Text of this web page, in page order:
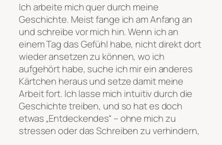
Ich arbeite mich quer durch meine
Geschichte. Meist fange ich am Anfang an
und schreibe vor mich hin. Wenn ich an
einem Tag das Gefühl habe, nicht direkt dort
wieder ansetzen zu können, wo ich
aufgehört habe, suche ich mir ein anderes
Kärtchen heraus und setze damit meine
Arbeit fort. Ich lasse mich intuitiv durch die
Geschichte treiben, und so hat es doch
etwas „Entdeckendes“ – ohne mich zu
stressen oder das Schreiben zu verhindern,